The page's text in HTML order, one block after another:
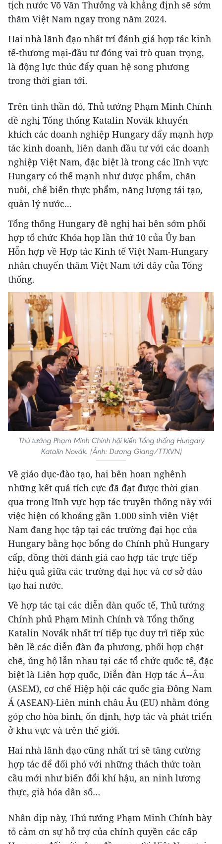
tịch nước Võ Văn Thưởng và khẳng định sẽ sớm
thăm Việt Nam ngay trong năm 2024.
Hai nhà lãnh đạo nhất trí đánh giá hợp tác kinh
tế-thương mại-đầu tư đóng vai trò quan trọng,
là động lực thúc đẩy quan hệ song phương
trong thời gian tới.
Trên tinh thần đó, Thủ tướng Phạm Minh Chính
đề nghị Tổng thống Katalin Novák khuyến
khích các doanh nghiệp Hungary đẩy mạnh hợp
tác kinh doanh, liên danh đầu tư với các doanh
nghiệp Việt Nam, đặc biệt là trong các lĩnh vực
Hungary có thế mạnh như dược phẩm, chăn
nuôi, chế biến thực phẩm, năng lượng tái tạo,
quản lý nước...
Tổng thống Hungary đề nghị hai bên sớm phối
hợp tổ chức Khóa họp lần thứ 10 của Ủy ban
Hỗn hợp về Hợp tác Kinh tế Việt Nam-Hungary
nhân chuyến thăm Việt Nam tới đây của Tổng
thống.
Thủ tướng Phạm Minh Chính hội kiến Tổng thống Hungary
Katalin Novák. (Ảnh: Dương Giang/TTXVN)
Về giáo dục-đào tạo, hai bên hoan nghênh
những kết quả tích cực đã đạt được thời gian
qua trong lĩnh vực hợp tác truyền thống này với
việc hiện có khoảng gần 1.000 sinh viên Việt
Nam đang học tập tại các trường đại học của
Hungary bằng học bổng do Chính phủ Hungary
cấp, đồng thời đánh giá cao hợp tác trực tiếp
hiệu quả giữa các trường đại học và cơ sở đào
tạo hai nước.
Về hợp tác tại các diễn đàn quốc tế, Thủ tướng
Chính phủ Phạm Minh Chính và Tổng thống
Katalin Novák nhất trí tiếp tục duy trì tiếp xúc
bên lề các diễn đàn đa phương, phối hợp chặt
chẽ, ủng hộ lẫn nhau tại các tổ chức quốc tế, đặc
biệt là Liên hợp quốc, Diễn đàn Hợp tác Á--Âu
(ASEM), cơ chế Hiệp hội các quốc gia Đông Nam
Á (ASEAN)-Liên minh châu Âu (EU) nhằm đóng
góp cho hòa bình, ổn định, hợp tác và phát triển
ở khu vực và trên thế giới.
Hai nhà lãnh đạo cũng nhất trí sẽ tăng cường
hợp tác để đối phó với những thách thức toàn
cầu mới như biến đổi khí hậu, an ninh lương
thực, già hóa dân số…
Nhân dịp này, Thủ tướng Phạm Minh Chính bày
tỏ cảm ơn sự hỗ trợ của chính quyền các cấp